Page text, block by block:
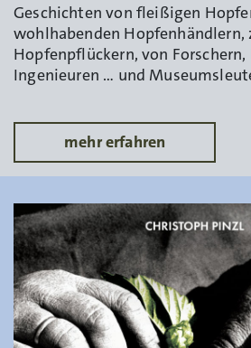
Geschichten von fleißigen
wohlhabenden
Hopfenpflückern, von Forschern,
Ingenieuren … und
mehr erfahren